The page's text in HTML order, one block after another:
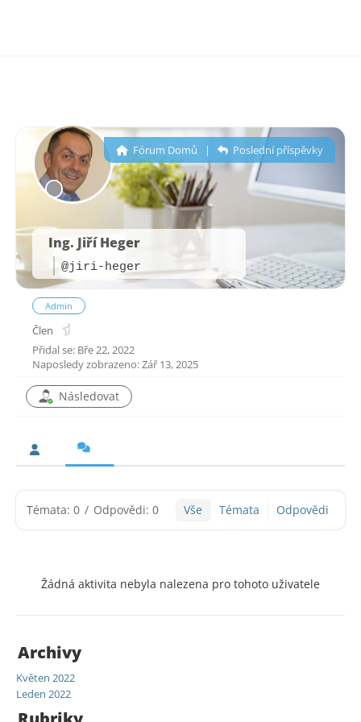
Ing. Jiří Heger
@jiri-heger
Fórum Domů | Poslední příspěvky
Admin
Člen
Přidal se: Bře 22, 2022
Naposledy zobrazeno: Zář 13, 2025
Následovat
Témata: 0 / Odpovědi: 0 Vše Témata Odpovědi
Žádná aktivita nebyla nalezena pro tohoto uživatele
Archivy
Květen 2022
Leden 2022